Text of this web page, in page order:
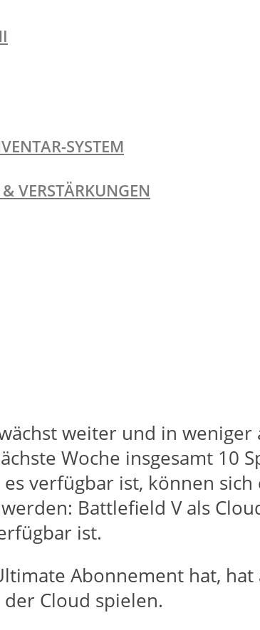
SYSTEM
VERSTÄRKUNGEN
weiter und in
Woche insgesamt 10
verfügbar ist, können
Battlefield V als
ist.
Abonnement hat,
Cloud spielen.